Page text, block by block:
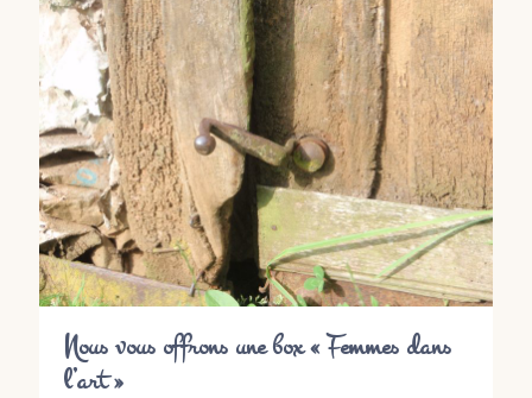
Nous vous offrons une box « Femmes dans
l’art »